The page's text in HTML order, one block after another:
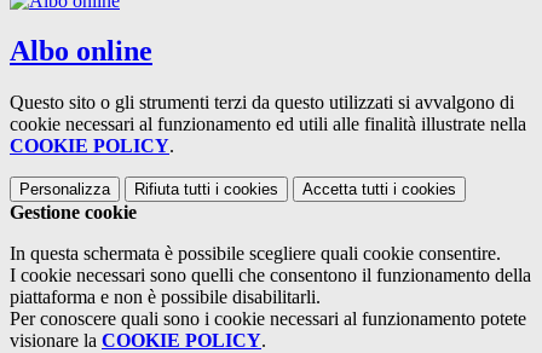
Albo online
Questo sito o gli strumenti terzi da questo utilizzati si avvalgono di
cookie necessari al funzionamento ed utili alle finalità illustrate nella
COOKIE POLICY.
Personalizza Rifiuta tutti i cookies Accetta tutti i cookies
Gestione cookie
In questa schermata è possibile scegliere quali cookie consentire.
I cookie necessari sono quelli che consentono il funzionamento della
piattaforma e non è possibile disabilitarli.
Per conoscere quali sono i cookie necessari al funzionamento potete
visionare la COOKIE POLICY.